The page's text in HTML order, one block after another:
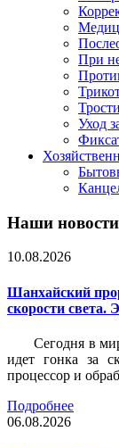
При
Уход
Наши новости
10.08.2026
Шанхайский
скорости света.
Сегодня в
идет гонка за
процессор и
Подробнее
06.08.2026